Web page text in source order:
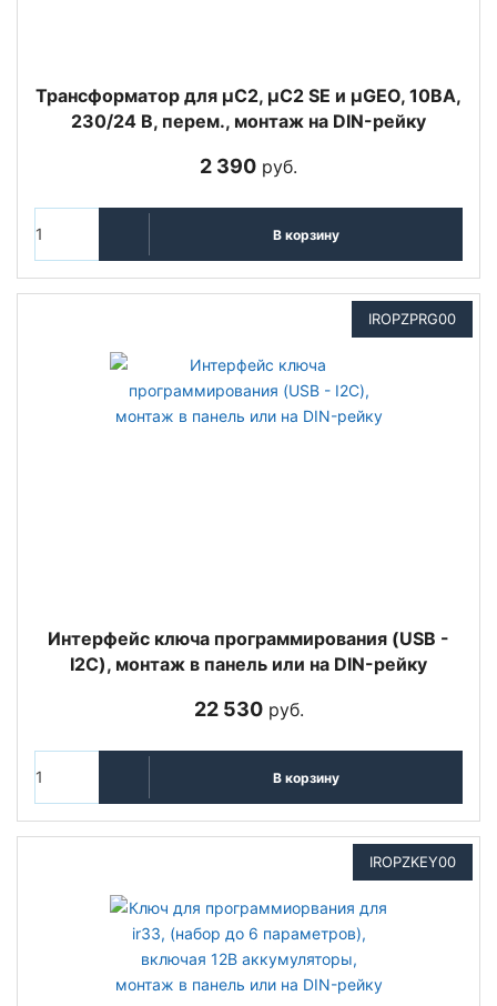
Трансформатор для µC2, µC2 SE и µGEO, 10ВА,
230/24 В, перем., монтаж на DIN-рейку
2 390 руб.
В корзину
IROPZPRG00
Интерфейс ключа программирования (USB -
I2C), монтаж в панель или на DIN-рейку
22 530руб.
В корзину
IROPZKEY00